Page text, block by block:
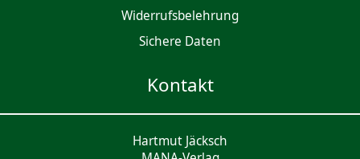
Widerrufsbelehrung
Sichere Daten
Kontakt
Hartmut Jäcksch